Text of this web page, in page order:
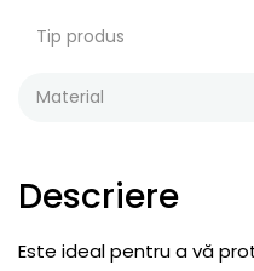
Tip produs
Material
Descriere
Este ideal pentru a vă